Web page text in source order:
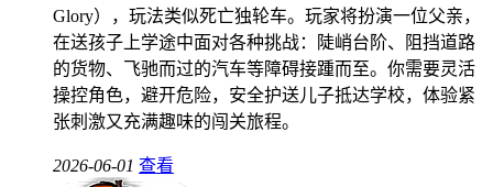
Glory），玩法类似死亡独轮车。玩家将扮演一位父亲，
在送孩子上学途中面对各种挑战：陡峭台阶、阻挡道路
的货物、飞驰而过的汽车等障碍接踵而至。你需要灵活
操控角色，避开危险，安全护送儿子抵达学校，体验紧
张刺激又充满趣味的闯关旅程。
2026-06-01 查看